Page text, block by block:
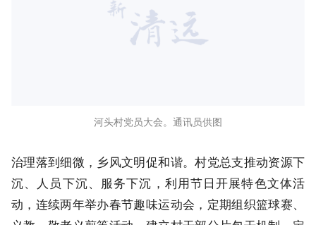
河头村党员大会。通讯员供图
治理落到细微，乡风文明促和谐。村党总支推动资源下
沉、人员下沉、服务下沉，利用节日开展特色文体活
动，连续两年举办春节趣味运动会，定期组织篮球赛、